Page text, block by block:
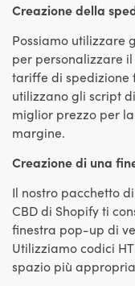
Creazione della
Possiamo utilizzare
per personalizzare
tariffe di spedizione
utilizzano gli script
miglior prezzo per
margine.
Creazione di una
Il nostro pacchetto
CBD di Shopify ti
finestra pop-up di
Utilizziamo codici
spazio più